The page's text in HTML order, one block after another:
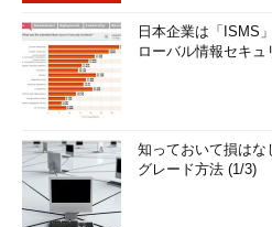
日本企業は「ISMS
ローバル情報セキ
知っておいて損はな
グレード方法 (1/3)